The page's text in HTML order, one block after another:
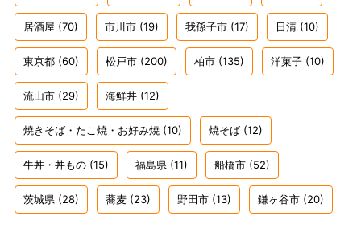
居酒屋 (70) 市川市 (19) 我孫子市 (17) 日清 (10)
東京都 (60) 松戸市 (200) 柏市 (135) 洋菓子 (10)
流山市 (29) 海鮮丼 (12)
焼きそば・たこ焼・お好み焼 (10) 焼そば (12)
牛丼・丼もの (15) 福島県 (11) 船橋市 (52)
茨城県 (28) 蕎麦 (23) 野田市 (13) 鎌ヶ谷市 (20)